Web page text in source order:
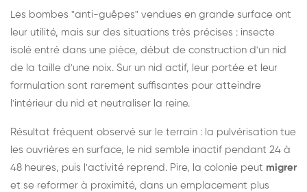
Les bombes "anti-guêpes" vendues en grande surface ont
leur utilité, mais sur des situations très précises : insecte
isolé entré dans une pièce, début de construction d'un nid
de la taille d'une noix. Sur un nid actif, leur portée et leur
formulation sont rarement suffisantes pour atteindre
l'intérieur du nid et neutraliser la reine.
Résultat fréquent observé sur le terrain : la pulvérisation tue
les ouvrières en surface, le nid semble inactif pendant 24 à
48 heures, puis l'activité reprend. Pire, la colonie peut migrer
et se reformer à proximité, dans un emplacement plus